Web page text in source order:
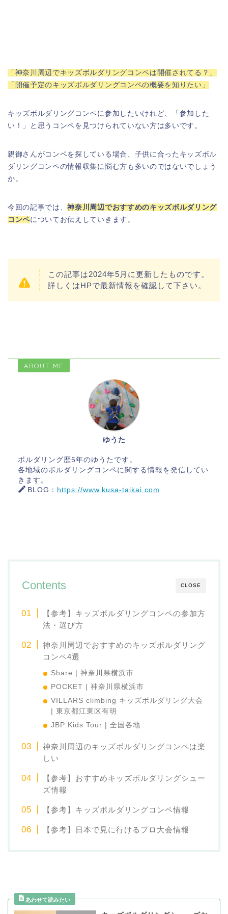
「神奈川周辺でキッズボルダリングコンペは開催されてる？」
「開催予定のキッズボルダリングコンペの概要を知りたい」
キッズボルダリングコンペに参加したいけれど、「参加した
い！」と思うコンペを見つけられていない方は多いです。
親御さんがコンペを探している場合、子供に合ったキッズボル
ダリングコンペの情報収集に悩む方も多いのではないでしょう
か。
今回の記事では、神奈川周辺でおすすめのキッズボルダリング
コンペについてお伝えしていきます。
この記事は2024年5月に更新したものです。
詳しくはHPで最新情報を確認して下さい。
ABOUT ME
ゆうた
ボルダリング歴5年のゆうたです。
各地域のボルダリングコンペに関する情報を発信してい
きます。
BLOG： https://www.kusa-taikai.com
CLOSE
Contents
【参考】キッズボルダリングコンペの参加方
法・選び方
神奈川周辺でおすすめのキッズボルダリング
コンペ4選
Share | 神奈川県横浜市
POCKET | 神奈川県横浜市
VILLARS climbing キッズボルダリング大会
| 東京都江東区有明
JBP Kids Tour | 全国各地
神奈川周辺のキッズボルダリングコンペは楽
しい
【参考】おすすめキッズボルダリングシュー
ズ情報
【参考】キッズボルダリングコンペ情報
【参考】日本で見に行けるプロ大会情報